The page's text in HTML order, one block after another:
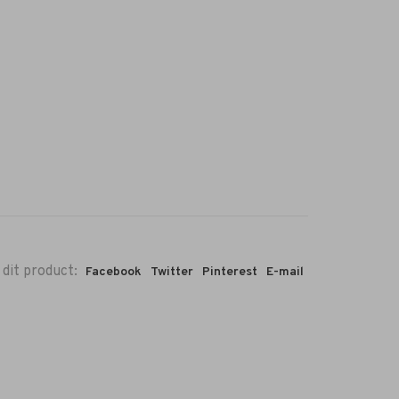
product: Facebook Twitter Pinterest E-mail